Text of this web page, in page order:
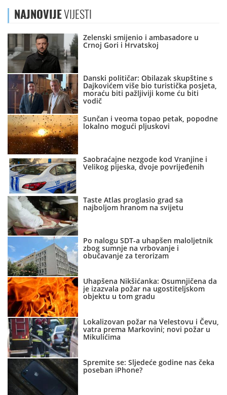
NAJNOVIJEVIJESTI
Zelenski smijenio i ambasadore u
Crnoj Gori i Hrvatskoj
Danski političar: Obilazak skupštine s
Dajkovićem više bio turistička posjeta,
moraću biti pažljiviji kome ću biti
vodič
Sunčan i veoma topao petak, popodne
lokalno mogući pljuskovi
Saobraćajne nezgode kod Vranjine i
Velikog pijeska, dvoje povrijeđenih
Taste Atlas proglasio grad sa
najboljom hranom na svijetu
Po nalogu SDT-a uhapšen maloljetnik
zbog sumnje na vrbovanje i
obučavanje za terorizam
Uhapšena Nikšićanka: Osumnjičena da
je izazvala požar na ugostiteljskom
objektu u tom gradu
Lokalizovan požar na Velestovu i Čevu,
vatra prema Markovini; novi požar u
Mikulićima
Spremite se: Sljedeće godine nas čeka
poseban iPhone?